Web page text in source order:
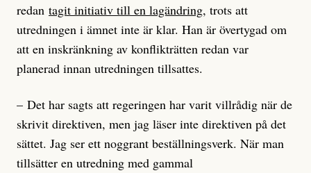
redan tagit initiativ till en lagändring, trots att
utredningen i ämnet inte är klar. Han är övertygad om
att en inskränkning av konflikträtten redan var
planerad innan utredningen tillsattes.
– Det har sagts att regeringen har varit villrådig när de
skrivit direktiven, men jag läser inte direktiven på det
sättet. Jag ser ett noggrant beställningsverk. När man
tillsätter en utredning med gammal